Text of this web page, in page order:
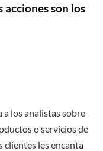
son los
a los analistas sobre
o servicios de
clientes les encanta